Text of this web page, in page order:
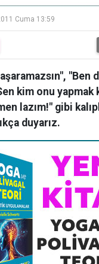
Cuma 13:59
"Ben
kim onu yapmak
lazım!" gibi
duyarız.